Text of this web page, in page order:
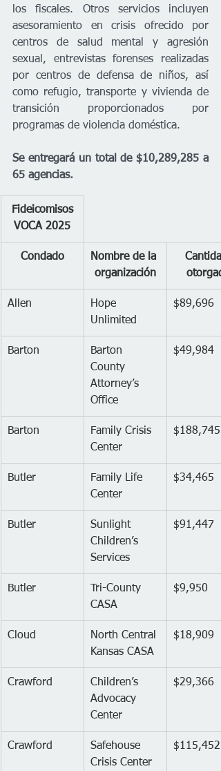
los fiscales. Otros servicios incluyen
asesoramiento en crisis ofrecido por
centros de salud mental y agresión
sexual, entrevistas forenses realizadas
por centros de defensa de niños, así
como refugio, transporte y vivienda de
transición proporcionados por
programas de violencia doméstica.
Se entregará un total de $10,289,285 a
65 agencias.
VOCA 2025
Condado
Nombre de la
organización
Allen
Hope
Unlimited
$89,696
Barton
Barton
County
Attorney’s
Office
$49,984
Barton
Family Crisis
Center
$188,745
Butler
Family Life
Center
$34,465
Butler
Sunlight
Children’s
Services
$91,447
Butler
Tri-County
CASA
$9,950
Cloud
North Central
Kansas CASA
$18,909
Crawford
Children’s
Advocacy
Center
$29,366
Crawford
Safehouse
Crisis Center
$115,452